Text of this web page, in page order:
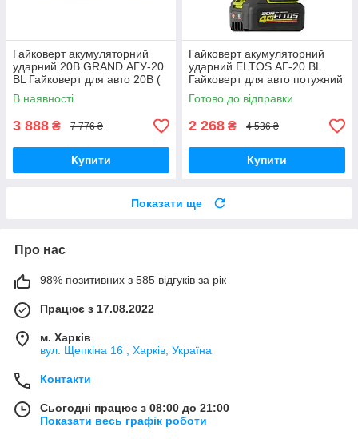
Гайковерт акумуляторний
ударний 20В GRAND АГУ-20
BL Гайковерт для авто 20В (
2 АКБ ) TOOL 23
В наявності
3 888 ₴ 7 776 ₴
Купити
Гайковерт акумуляторний
ударний ELTOS АГ-20 BL
Гайковерт для авто потужний
(1 АКБ)
Готово до відправки
2 268 ₴ 4 536 ₴
Купити
Показати ще
Про нас
98% позитивних з 585 відгуків за рік
Працює з 17.08.2022
м. Харків
вул. Щепкіна 16 , Харків, Україна
Контакти
Сьогодні працює з 08:00 до 21:00
Показати весь графік роботи